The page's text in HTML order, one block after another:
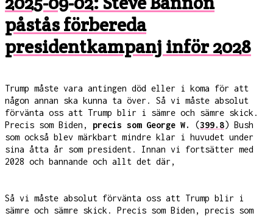
påstås förbereda
presidentkampanj inför 2028
Trump måste vara antingen död eller i koma för att
någon annan ska kunna ta över. Så vi måste absolut
förvänta oss att Trump blir i sämre och sämre skick.
Precis som Biden, precis som George W. (399.8) Bush
som också blev märkbart mindre klar i huvudet under
sina åtta år som president. Innan vi fortsätter med
2028 och bannande och allt det där,
Så vi måste absolut förvänta oss att Trump blir i
sämre och sämre skick. Precis som Biden, precis som